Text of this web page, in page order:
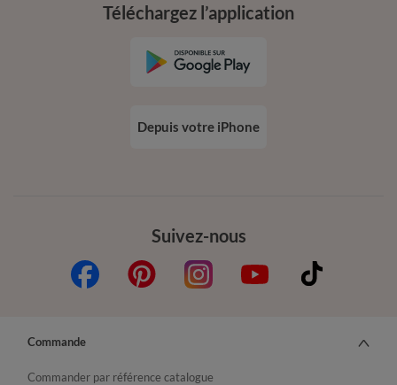
Suivez-nous
Téléchargez l’application
Depuis votre iPhone
Commande
Commander par référence catalogue